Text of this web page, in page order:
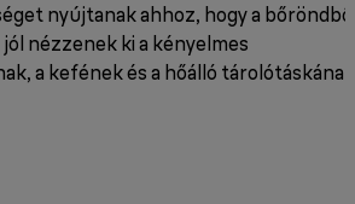
nyújtanak ahhoz, hogy a bőröndből
nézzenek ki a kényelmes
a kefének és a hőálló tárolótáskának